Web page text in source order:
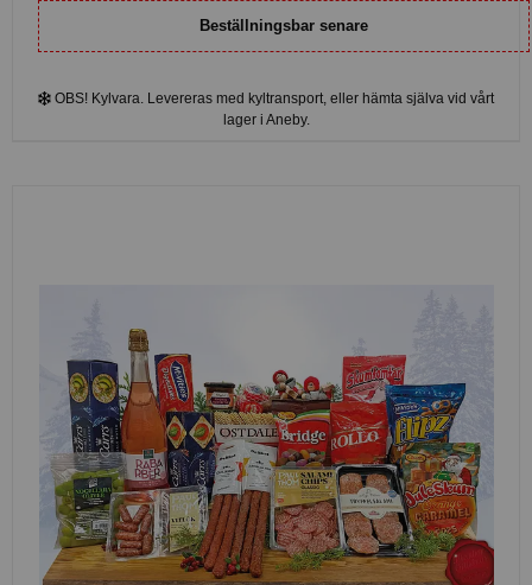
Beställningsbar senare
OBS! Kylvara. Levereras med kyltransport, eller hämta själva vid vårt
lager i Aneby.